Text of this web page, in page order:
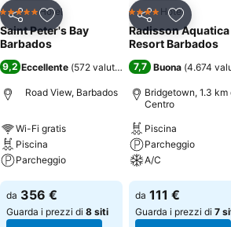
CondividiAggiungi ai preferiti
5 Stelle Hotel
Saint Peter's Bay
Barbados
9,2 Eccellente (572 valutazioni)
Road View, Barbados
Wi-Fi gratis
Piscina
Parcheggio
Scopri i prezzi
da 356 €
Guarda i prezzi di 8 siti
Condividi
4 StelleHotel
Radisson Aquatica
Resort Barbados
7,7 Buona (4.674
Bridgetown, 1.3 km
Centro
Piscina
Parcheggio
A/C
Scopri i prezzi
da 111 €
Guarda i prezzi di 7